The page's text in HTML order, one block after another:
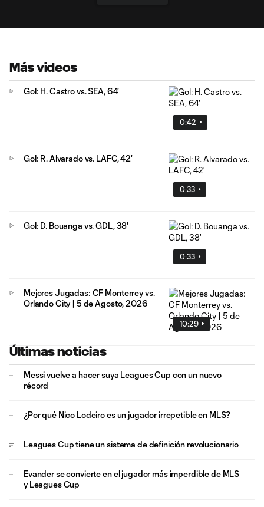
Más videos
0:42
Gol: H. Castro vs. SEA, 64'
0:33
Gol: R. Alvarado vs. LAFC, 42'
0:33
Gol: D. Bouanga vs. GDL, 38'
10:29
Mejores Jugadas: CF Monterrey vs.
Orlando City | 5 de Agosto, 2026
Últimas noticias
Messi vuelve a hacer suya Leagues Cup con un nuevo
récord
¿Por qué Nico Lodeiro es un jugador irrepetible en MLS?
Leagues Cup tiene un sistema de definición revolucionario
Evander se convierte en el jugador más imperdible de MLS
y Leagues Cup